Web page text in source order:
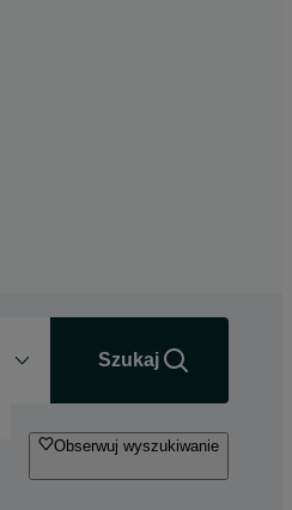
Szukaj
Obserwuj wyszukiwanie